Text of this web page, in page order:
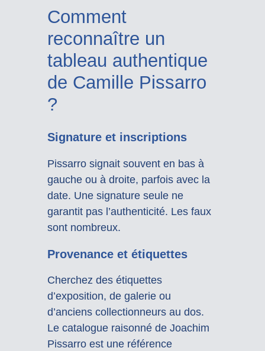
Comment
reconnaître un
tableau authentique
de Camille Pissarro
?
Signature et inscriptions
Pissarro signait souvent en bas à
gauche ou à droite, parfois avec la
date. Une signature seule ne
garantit pas l’authenticité. Les faux
sont nombreux.
Provenance et étiquettes
Cherchez des étiquettes
d’exposition, de galerie ou
d’anciens collectionneurs au dos.
Le catalogue raisonné de Joachim
Pissarro est une référence